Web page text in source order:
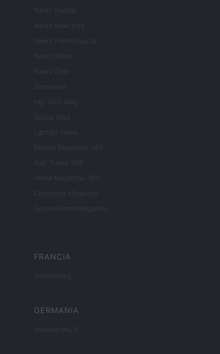
Newz Florida
Newz New York
Newz Pennsylvania
Newz Illinois
Newz Ohio
Gameland
Hig Tech Mag
Scoop Mag
Lgbtqia News
Motors Magazine 365
Day Travel 365
Home Magazine 365
Cineverse Magazine
SecondHomeMagazine
FRANCIA
InvestirMag
GERMANIA
Investieren24